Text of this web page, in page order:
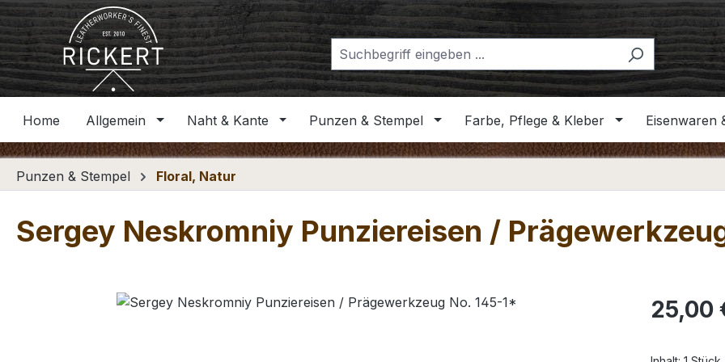
Hauptinhalt springen
Zur Suche springen
Zur Hauptnavigation springen
Home Allgemein Naht & Kante Punzen & Stempel Farbe, Pflege & Kleber Eisenwaren
Punzen & Stempel Floral, Natur
Sergey Neskromniy Punziereisen /
Bildergalerie überspringen Regulärer
25,00